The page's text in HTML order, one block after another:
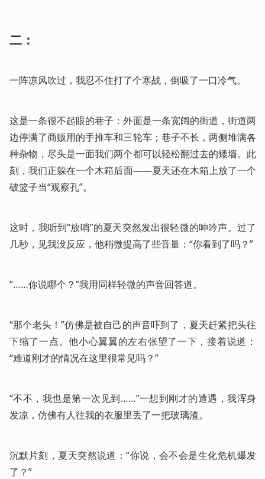
二：
一阵凉风吹过，我忍不住打了个寒战，倒吸了一口冷气。
这是一条很不起眼的巷子：外面是一条宽阔的街道，街道两
边停满了商贩用的手推车和三轮车；巷子不长，两侧堆满各
种杂物，尽头是一面我们两个都可以轻松翻过去的矮墙。此
刻，我们正躲在一个木箱后面——夏天还在木箱上放了一个
破篮子当“观察孔”。
这时，我听到“放哨”的夏天突然发出很轻微的呻吟声。过了
几秒，见我没反应，他稍微提高了些音量：“你看到了吗？”
“……你说哪个？”我用同样轻微的声音回答道。
“那个老头！”仿佛是被自己的声音吓到了，夏天赶紧把头往
下缩了一点。他小心翼翼的左右张望了一下，接着说道：
“难道刚才的情况在这里很常见吗？”
“不不，我也是第一次见到……”一想到刚才的遭遇，我浑身
发凉，仿佛有人往我的衣服里丢了一把玻璃渣。
沉默片刻，夏天突然说道：“你说，会不会是生化危机爆发
了？”